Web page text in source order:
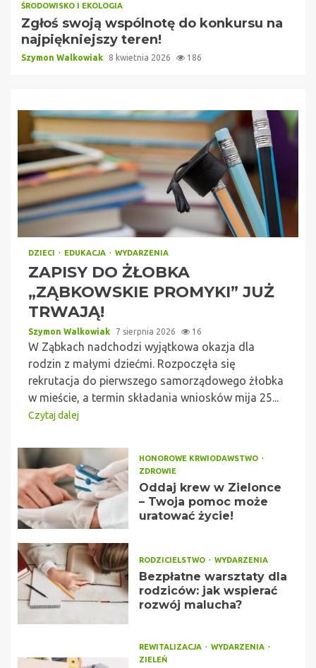
ŚRODOWISKO I EKOLOGIA
Zgłoś swoją wspólnotę do konkursu na
najpiękniejszy teren!
Szymon Walkowiak 8 kwietnia 2026 186
DZIECI EDUKACJA WYDARZENIA
ZAPISY DO ŻŁOBKA
„ZĄBKOWSKIE PROMYKI” JUŻ
TRWAJĄ!
Szymon Walkowiak 7 sierpnia 2026 16
W Ząbkach nadchodzi wyjątkowa okazja dla
rodzin z małymi dziećmi. Rozpoczęła się
rekrutacja do pierwszego samorządowego żłobka
w mieście, a termin składania wniosków mija 25...
Czytaj dalej
HONOROWE KRWIODAWSTWO
ZDROWIE
Oddaj krew w Zielonce
– Twoja pomoc może
uratować życie!
RODZICIELSTWO WYDARZENIA
Bezpłatne warsztaty dla
rodziców: jak wspierać
rozwój malucha?
REWITALIZACJA
WYDARZENIA
ZIELEŃ